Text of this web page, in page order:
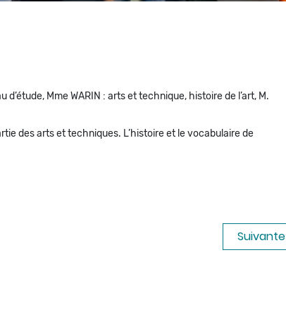
Mme WARIN : arts et technique, histoire de l’art, M.
des arts et techniques. L’histoire et le vocabulaire de
Suivante